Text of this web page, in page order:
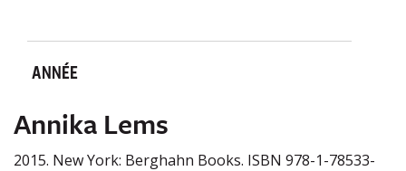
ANNÉE
Annika Lems
2015. New York: Berghahn Books. ISBN 978-1-78533-